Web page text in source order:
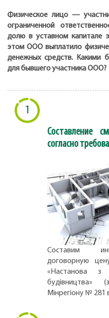
Физическое лицо —
ограниченной
долю в уставном
этом ООО выплатило
денежных средств. Какими
для бывшего участника ООО?
1
Составление
согласно
Составим
договорную
«Настанова з
будівництва»
Мінрегіону № 281